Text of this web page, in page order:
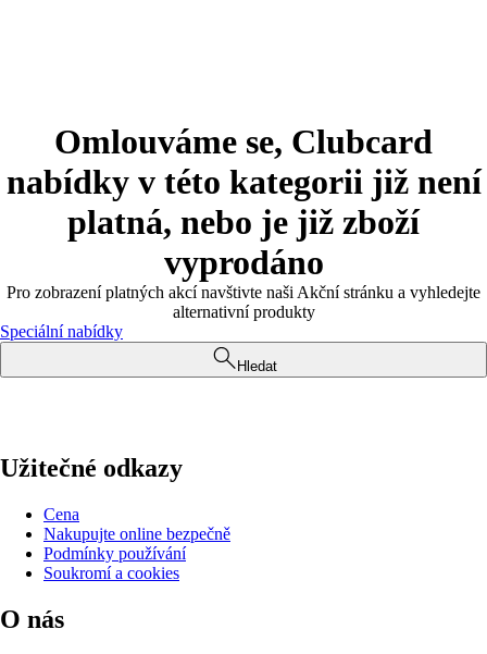
Omlouváme se, Clubcard
nabídky v této kategorii již není
platná, nebo je již zboží
vyprodáno
Pro zobrazení platných akcí navštivte naši Akční stránku a vyhledejte
alternativní produkty
Speciální nabídky
Hledat
Užitečné odkazy
Cena
Nakupujte online bezpečně
Podmínky používání
Soukromí a cookies
O nás